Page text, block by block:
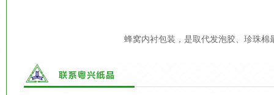
蜂窝内衬包装，是取代发泡胶、珍珠棉